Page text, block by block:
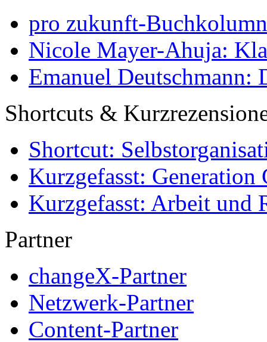
pro zukunft-
Nicole Mayer-Ahuja:
Emanuel Deutschmann:
Shortcuts &
Shortcut:
Kurzgefasst: Generation
Kurzgefasst: Arbeit und
Partner
changeX-Partner
Netzwerk-Partner
Content-Partner